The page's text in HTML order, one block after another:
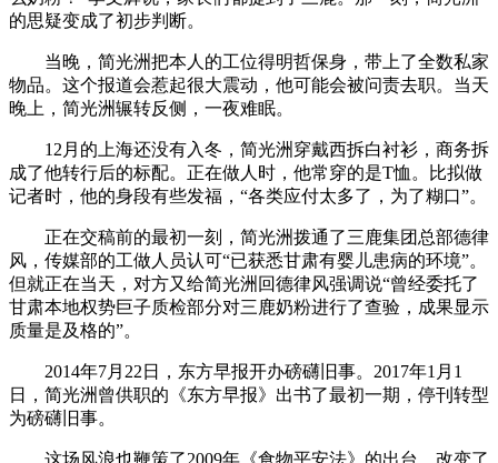
的思疑变成了初步判断。
当晚，简光洲把本人的工位得明哲保身，带上了全数私家
物品。这个报道会惹起很大震动，他可能会被问责去职。当天
晚上，简光洲辗转反侧，一夜难眠。
12月的上海还没有入冬，简光洲穿戴西拆白衬衫，商务拆
成了他转行后的标配。正在做人时，他常穿的是T恤。比拟做
记者时，他的身段有些发福，“各类应付太多了，为了糊口”。
正在交稿前的最初一刻，简光洲拨通了三鹿集团总部德律
风，传媒部的工做人员认可“已获悉甘肃有婴儿患病的环境”。
但就正在当天，对方又给简光洲回德律风强调说“曾经委托了
甘肃本地权势巨子质检部分对三鹿奶粉进行了查验，成果显示
质量是及格的”。
2014年7月22日，东方早报开办磅礴旧事。2017年1月1
日，简光洲曾供职的《东方早报》出书了最初一期，停刊转型
为磅礴旧事。
这场风浪也鞭策了2009年《食物平安法》的出台，改变了